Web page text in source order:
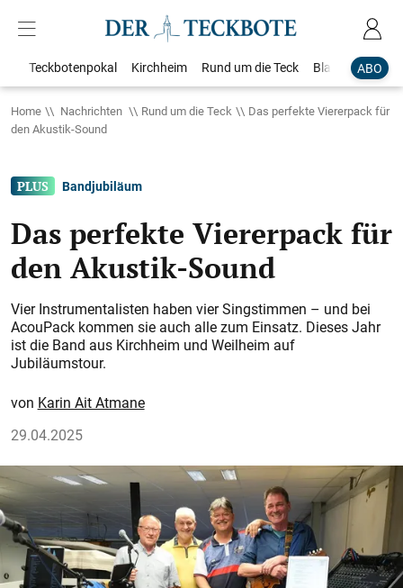
ABO
Teckbotenpokal Kirchheim Rund um die Teck Blaulicht
Home Nachrichten Rund um die Teck
Das perfekte Viererpack für
den Akustik-Sound
Bandjubiläum
Das perfekte Viererpack für
den Akustik-Sound
Vier Instrumentalisten haben vier Singstimmen – und bei
AcouPack kommen sie auch alle zum ­Einsatz. Dieses Jahr
ist die Band aus Kirchheim und Weilheim auf
Jubiläumstour.
Karin Ait Atmane
29.04.2025